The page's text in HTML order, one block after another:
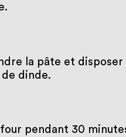
la pâte et disposer
de dinde.
pendant 30